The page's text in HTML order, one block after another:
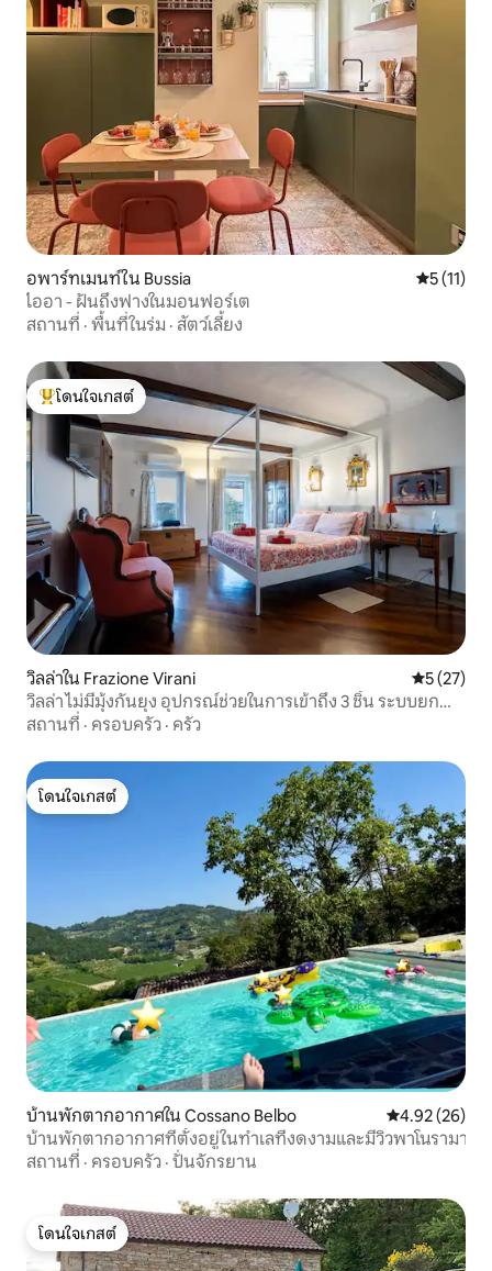
อพาร์ทเมนท์ใน Bussia คะแนนเฉ
5 (11)
ไออา - ฝันถึงฟางในมอนฟอร์เต
สถานที่ · พื้นที่ในร่ม · สัตว์เลี้ยง
โดนใจเกสต์ที่สุด
โดนใจเกสต์
วิลล่าใน Frazione Virani คะแนนเฉลี่
5 (27)
วิลล่า ไม่มีมุ้งกันยุง อุปกรณ์ช่วยในการเข้าถึง 3 ชิ้น ระบบยก
แบบแอร์ลิฟท์ 3 ตัว
สถานที่ · ครอบครัว · ครัว
โดนใจเกสต์
โดนใจเกสต์
บ้านพักตากอากาศใน Cossano Belbo คะแนนเฉลี่ย
4.92 (26)
บ้านพักตากอากาศที่ตั้งอยู่ในทำเลที่งดงามและมีวิวพาโนรามา
สถานที่ · ครอบครัว · ปั่นจักรยาน
โดนใจเกสต์
โดนใจเกสต์